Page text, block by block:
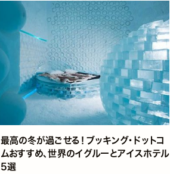
最高の冬が過ごせる！ブッキング・ドットコ
ムおすすめ、世界のイグルーとアイスホテル
5選